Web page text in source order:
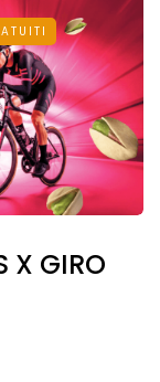
X GIRO